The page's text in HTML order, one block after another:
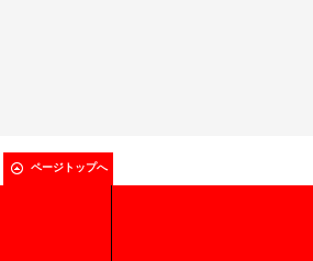
ページトップへ